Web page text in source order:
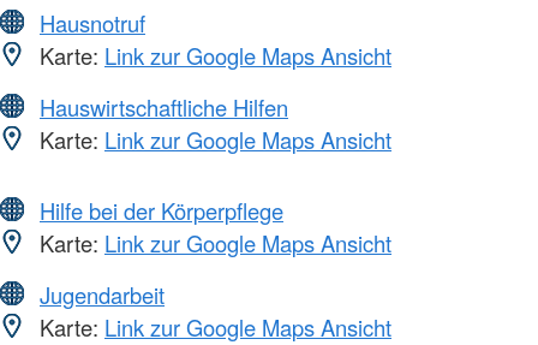
Hausnotruf
Karte: Link zur Google Maps Ansicht
Hauswirtschaftliche Hilfen
Karte: Link zur Google Maps Ansicht
Hilfe bei der Körperpflege
Karte: Link zur Google Maps Ansicht
Jugendarbeit
Karte: Link zur Google Maps Ansicht